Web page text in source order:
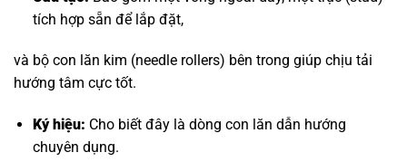
tích hợp sẵn để lắp đặt,
và bộ con lăn kim (needle rollers) bên trong giúp chịu tải
hướng tâm cực tốt.
Ký hiệu: Cho biết đây là dòng con lăn dẫn hướng
chuyên dụng.